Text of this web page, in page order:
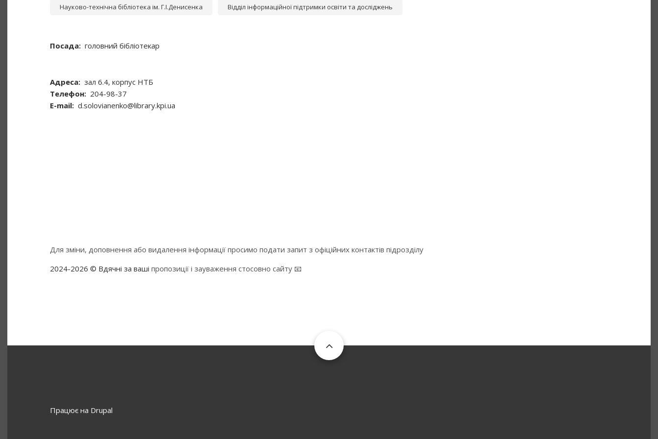
Науково-технічна бібліотека ім. Г.І.Денисенка Відділ інформаційної підтримки освіти та досліджень
Посада головний бібліотекар
Адреса зал 6.4, корпус НТБ
Телефон
204-98-37
Е-mail d.solovianenko@library.kpi.ua
Для зміни, доповнення або видалення інформації просимо подати запит з офіційних контактів підрозділу
2024-2026 © Вдячні за ваші пропозиції і зауваження стосовно сайту 📧
Працює на Drupal